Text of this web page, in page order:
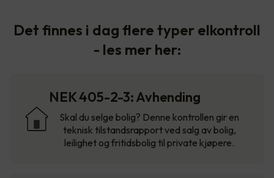
Det finnes i dag flere typer elkontroll
- les mer her:
NEK 405-2-3: Avhending
Skal du selge bolig? Denne kontrollen gir en
teknisk tilstandsrapport ved salg av bolig,
leilighet og fritidsbolig til private kjøpere.